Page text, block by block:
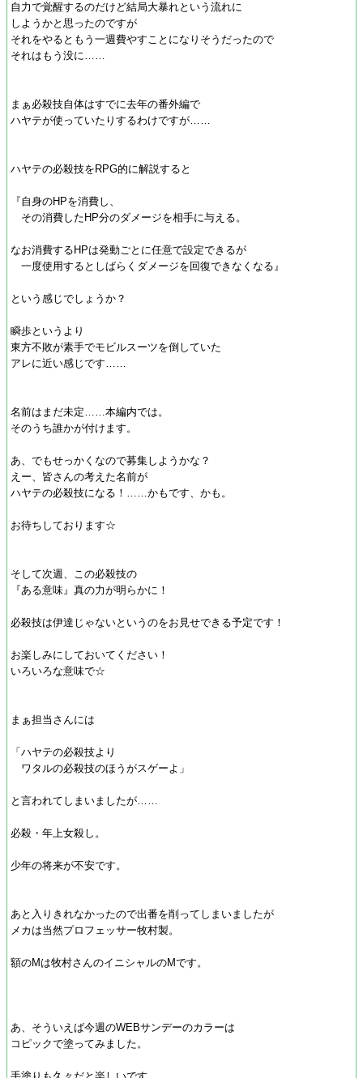
自力で覚醒するのだけど結局大暴れという流れに
しようかと思ったのですが
それをやるともう一週費やすことになりそうだったので
それはもう没に……
まぁ必殺技自体はすでに去年の番外編で
ハヤテが使っていたりするわけですが……
ハヤテの必殺技をRPG的に解説すると
『自身のHPを消費し、
その消費したHP分のダメージを相手に与える。
なお消費するHPは発動ごとに任意で設定できるが
一度使用するとしばらくダメージを回復できなくなる』
という感じでしょうか？
瞬歩というより
東方不敗が素手でモビルスーツを倒していた
アレに近い感じです……
名前はまだ未定……本編内では。
そのうち誰かが付けます。
あ、でもせっかくなので募集しようかな？
えー、皆さんの考えた名前が
ハヤテの必殺技になる！……かもです、かも。
お待ちしております☆
そして次週、この必殺技の
『ある意味』真の力が明らかに！
必殺技は伊達じゃないというのをお見せできる予定です！
お楽しみにしておいてください！
いろいろな意味で☆
まぁ担当さんには
「ハヤテの必殺技より
ワタルの必殺技のほうがスゲーよ」
と言われてしまいましたが……
必殺・年上女殺し。
少年の将来が不安です。
あと入りきれなかったので出番を削ってしまいましたが
メカは当然プロフェッサー牧村製。
額のMは牧村さんのイニシャルのMです。
あ、そういえば今週のWEBサンデーのカラーは
コピックで塗ってみました。